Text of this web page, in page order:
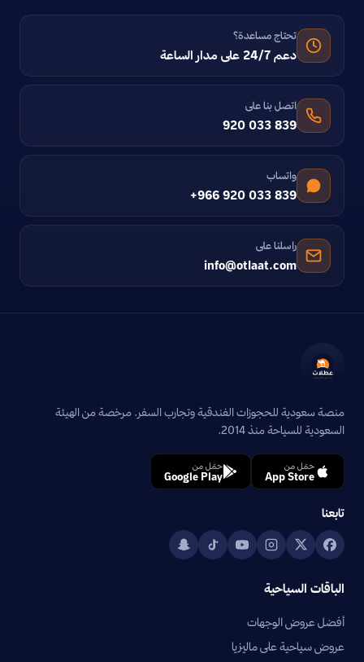
تحتاج مساعدة؟
دعم 24/7 على مدار الساعة
اتصل بنا على
920 033 839
واتساب
+966 920 033 839
راسلنا على
info@otlaat.com
منصة سعودية للحجوزات الفندقية وتجارب السفر. مرخصة من الهيئة
السعودية للسياحة منذ 2014.
حمّل من
App Store
حمّل من
Google Play
تابعنا
الباقات السياحية
أفضل عروض الوجهات
عروض سياحية على ماليزيا